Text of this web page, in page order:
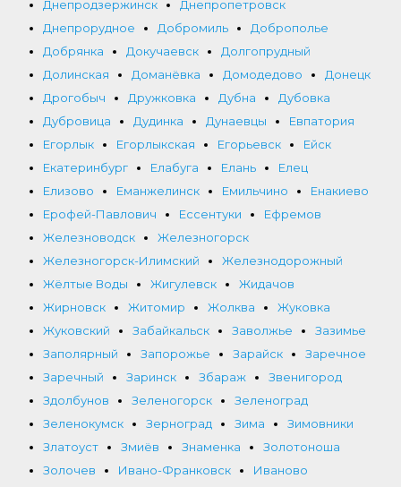
Днепродзержинск
Днепропетровск
Днепрорудное
Добромиль
Доброполье
Добрянка
Докучаевск
Долгопрудный
Долинская
Доманёвка Домодедово
Донецк
Дрогобыч
Дружковка Дубна
Дубовка
Дубровица
Дудинка Дунаевцы
Евпатория
Егорлык
Егорлыкская Егорьевск
Ейск
Екатеринбург
Елабуга Елань
Елец
Елизово
Еманжелинск Емильчино
Енакиево
Ерофей-Павлович
Ессентуки
Ефремов
Железноводск
Железногорск
Железногорск-Илимский
Железнодорожный
Жёлтые Воды
Жигулевск
Жидачов
Жирновск
Житомир Жолква
Жуковка
Жуковский
Забайкальск Заволжье
Зазимье
Заполярный
Запорожье Зарайск
Заречное
Заречный
Заринск Збараж
Звенигород
Здолбунов
Зеленогорск
Зеленоград
Зеленокумск
Зерноград Зима
Зимовники
Златоуст
Змиёв Знаменка
Золотоноша
Золочев
Ивано-Франковск
Иваново